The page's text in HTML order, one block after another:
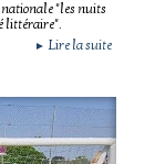
"les nuits
littéraire".
► Lire la suite